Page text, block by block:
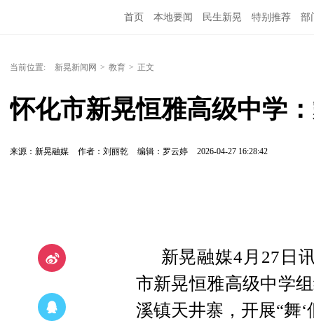
首页 本地要闻 民生新晃 特别推荐 部
当前位置: 新晃新闻网 > 教育 > 正文
怀化市新晃恒雅高级中学
来源：新晃融媒 作者：刘丽乾 编辑：罗云婷 2026-04-27 16:28:42
新晃融媒4月27日
市新晃恒雅高级中学
溪镇天井寨，开展“舞‘